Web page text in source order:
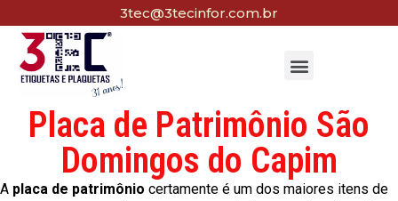
3tec@3tecinfor.com.br
Placa de Patrimônio São
Domingos do Capim
A placa de patrimônio certamente é um dos maiores itens de